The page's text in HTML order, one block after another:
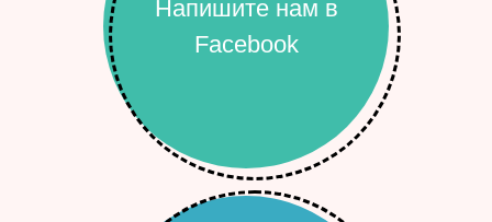
Напишите нам в
Facebook